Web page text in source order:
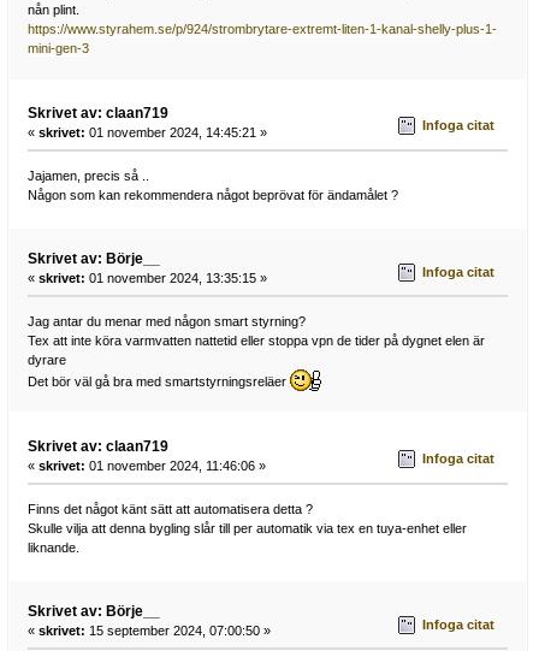
nån plint.
https://www.styrahem.se/p/924/strombrytare-extremt-liten-1-kanal-shelly-plus-1-
mini-gen-3
Skrivet av: claan719
« skrivet: 01 november 2024, 14:45:21 » Infoga citat
Jajamen, precis så ..
Någon som kan rekommendera något beprövat för ändamålet ?
Skrivet av: Börje__
« skrivet: 01 november 2024, 13:35:15 » Infoga citat
Jag antar du menar med någon smart styrning?
Tex att inte köra varmvatten nattetid eller stoppa vpn de tider på dygnet elen är
dyrare
Det bör väl gå bra med smartstyrningsreläer
Skrivet av: claan719
« skrivet: 01 november 2024, 11:46:06 » Infoga citat
Finns det något känt sätt att automatisera detta ?
Skulle vilja att denna bygling slår till per automatik via tex en tuya-enhet eller
liknande.
Skrivet av: Börje__
« skrivet: 15 september 2024, 07:00:50 » Infoga citat